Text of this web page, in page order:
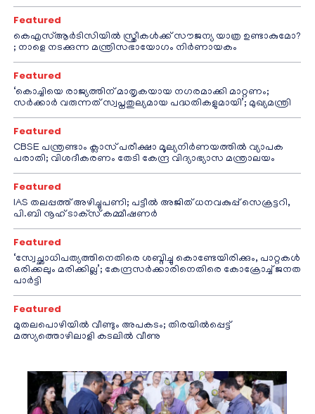
Featured
കെഎസ്ആർടിസിയിൽ സ്ത്രീകൾക്ക് സൗജന്യ യാത്ര ഉണ്ടാകുമോ?
; നാളെ നടക്കുന്ന മന്ത്രിസഭായോഗം നിർണായകം
Featured
‘കൊച്ചിയെ രാജ്യത്തിന് മാതൃകയായ നഗരമാക്കി മാറ്റണം;
സർക്കാർ വരുന്നത് സ്വപ്നതുല്യമായ പദ്ധതികളുമായി’; മുഖ്യമന്ത്രി
Featured
CBSE പന്ത്രണ്ടാം ക്ലാസ് പരീക്ഷാ മൂല്യനിർണയത്തിൽ വ്യാപക
പരാതി; വിശദീകരണം തേടി കേന്ദ്ര വിദ്യാഭ്യാസ മന്ത്രാലയം
Featured
IAS തലപ്പത്ത് അഴിച്ചുപണി; പട്ടീല്‍ അജിത് ധനവകുപ്പ് സെക്രട്ടറി,
പി.ബി നൂഹ് ടാക്‌സ് കമ്മീഷണര്‍
Featured
‘സ്വേച്ഛാധിപത്യത്തിനെതിരെ ശബ്ദിച്ചു കൊണ്ടേയിരിക്കും, പാറ്റകൾ
ഒരിക്കലും മരിക്കില്ല’; കേന്ദ്രസർക്കാരിനെതിരെ കോക്രോച്ച് ജനത
പാർട്ടി
Featured
മുതലപൊഴിയിൽ വീണ്ടും അപകടം; തിരയിൽപ്പെട്ട്
മത്സ്യത്തൊഴിലാളി കടലിൽ വീണു